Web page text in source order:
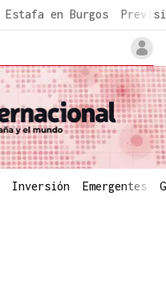
Estafa en Burgos
Inversión Emergentes